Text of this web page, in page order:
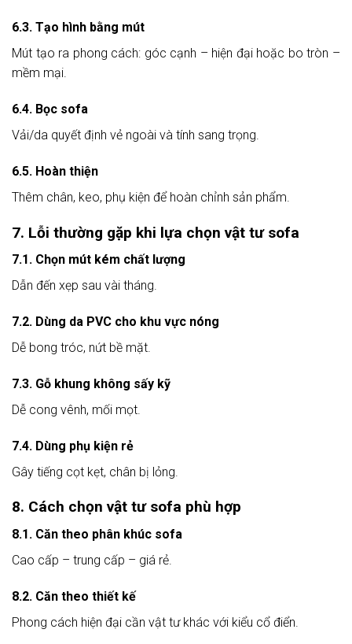
6.3. Tạo hình bằng mút
Mút tạo ra phong cách: góc cạnh – hiện đại hoặc bo tròn –
mềm mại.
6.4. Bọc sofa
Vải/da quyết định vẻ ngoài và tính sang trọng.
6.5. Hoàn thiện
Thêm chân, keo, phụ kiện để hoàn chỉnh sản phẩm.
7. Lỗi thường gặp khi lựa chọn vật tư sofa
7.1. Chọn mút kém chất lượng
Dẫn đến xẹp sau vài tháng.
7.2. Dùng da PVC cho khu vực nóng
Dễ bong tróc, nứt bề mặt.
7.3. Gỗ khung không sấy kỹ
Dễ cong vênh, mối mọt.
7.4. Dùng phụ kiện rẻ
Gây tiếng cọt kẹt, chân bị lỏng.
8. Cách chọn vật tư sofa phù hợp
8.1. Căn theo phân khúc sofa
Cao cấp – trung cấp – giá rẻ.
8.2. Căn theo thiết kế
Phong cách hiện đại cần vật tư khác với kiểu cổ điển.